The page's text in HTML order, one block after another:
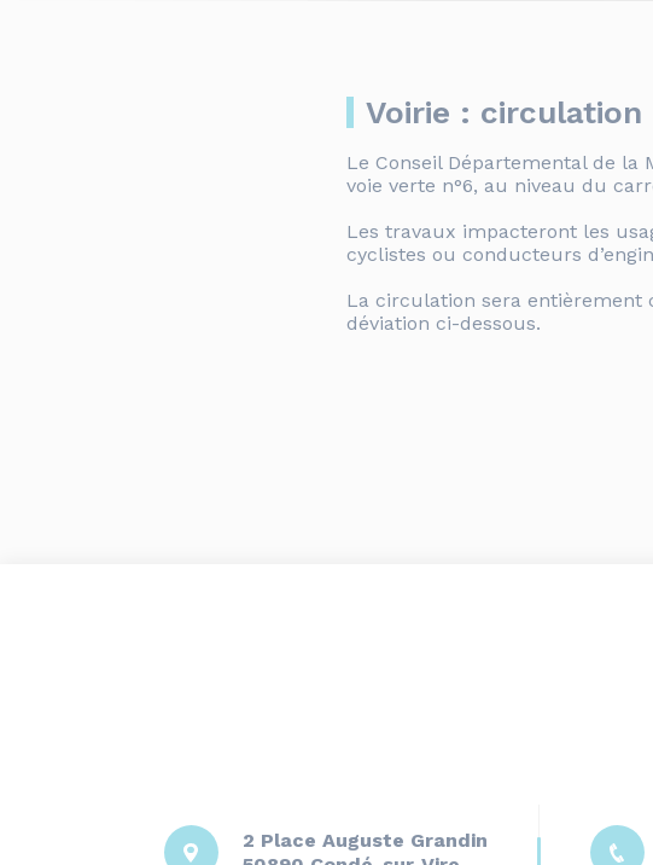
Voirie : circulation
Le Conseil Départemental de la
voie verte n°6, au niveau du
Les travaux impacteront les
cyclistes ou conducteurs
La circulation sera entièrement
déviation ci-dessous.
2 Place Auguste Grandin